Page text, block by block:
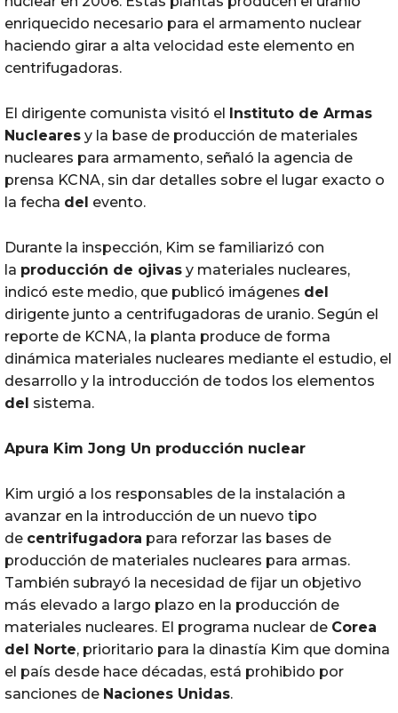
enriquecido necesario para el armamento nuclear
haciendo girar a alta velocidad este elemento en
centrifugadoras.
El dirigente comunista visitó el Instituto de Armas
Nucleares y la base de producción de materiales
nucleares para armamento, señaló la agencia de
prensa KCNA, sin dar detalles sobre el lugar exacto o
la fecha del evento.
Durante la inspección, Kim se familiarizó con
la producción de ojivas y materiales nucleares,
indicó este medio, que publicó imágenes del
dirigente junto a centrifugadoras de uranio. Según el
reporte de KCNA, la planta produce de forma
dinámica materiales nucleares mediante el estudio, el
desarrollo y la introducción de todos los elementos
del sistema.
Apura Kim Jong Un producción nuclear
Kim urgió a los responsables de la instalación a
avanzar en la introducción de un nuevo tipo
de centrifugadora para reforzar las bases de
producción de materiales nucleares para armas.
También subrayó la necesidad de fijar un objetivo
más elevado a largo plazo en la producción de
materiales nucleares. El programa nuclear de Corea
del Norte, prioritario para la dinastía Kim que domina
el país desde hace décadas, está prohibido por
sanciones de Naciones Unidas.